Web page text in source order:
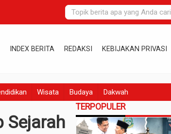
INDEX BERITA REDAKSI KEBIJAKAN PRIVASI
Wisata Budaya Dakwah
Sejarah
TERPOPULER